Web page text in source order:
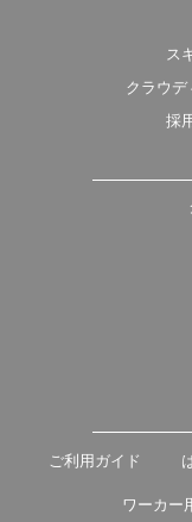
ス
クラウデ
採
ご利用ガイド
ワーカー